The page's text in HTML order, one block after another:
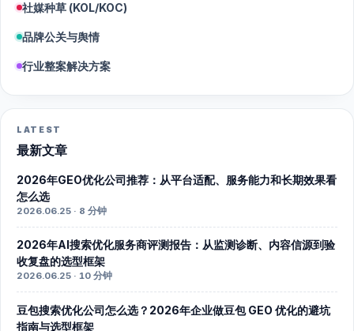
社媒种草 (KOL/KOC)
品牌公关与舆情
行业整案解决方案
LATEST
最新文章
2026年GEO优化公司推荐：从平台适配、服务能力和长期效果看
怎么选
2026.06.25 · 8 分钟
2026年AI搜索优化服务商评测报告：从监测诊断、内容信源到验
收复盘的选型框架
2026.06.25 · 10 分钟
豆包搜索优化公司怎么选？2026年企业做豆包 GEO 优化的避坑
指南与选型框架